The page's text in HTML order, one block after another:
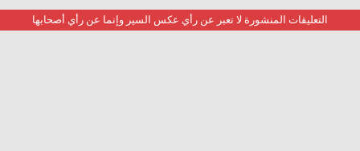
التعليقات المنشورة لا تعبر عن رأي عكس السير وإنما عن رأي أصحابها